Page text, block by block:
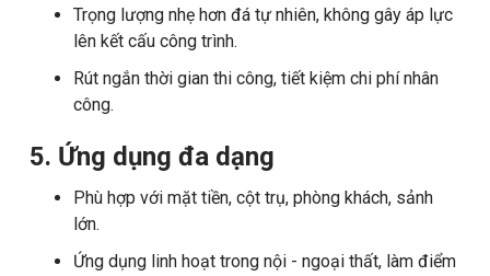
Trọng lượng nhẹ hơn đá tự nhiên, không gây áp lực
lên kết cấu công trình.
Rút ngắn thời gian thi công, tiết kiệm chi phí nhân
công.
5. Ứng dụng đa dạng
Phù hợp với mặt tiền, cột trụ, phòng khách, sảnh
lớn.
Ứng dụng linh hoạt trong nội - ngoại thất, làm điểm